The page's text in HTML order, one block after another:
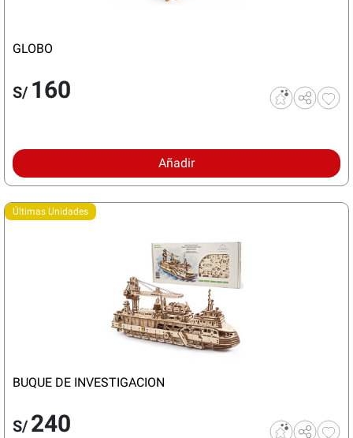
GLOBO
S/ 160
Añadir
Últimas Unidades
BUQUE DE INVESTIGACION
S/ 240